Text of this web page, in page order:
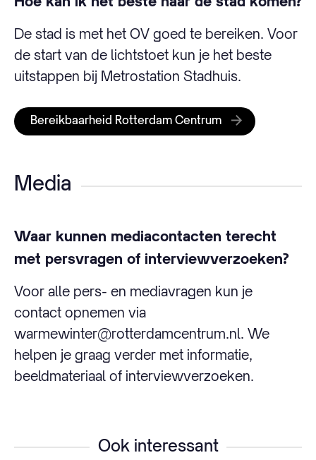
De stad is met het OV goed te bereiken. Voor
de start van de lichtstoet kun je het beste
uitstappen bij Metrostation Stadhuis.
Bereikbaarheid Rotterdam Centrum
Media
Waar kunnen mediacontacten terecht
met persvragen of interviewverzoeken?
Voor alle pers- en mediavragen kun je
contact opnemen via
warmewinter@rotterdamcentrum.nl. We
helpen je graag verder met informatie,
beeldmateriaal of interviewverzoeken.
Ook interessant